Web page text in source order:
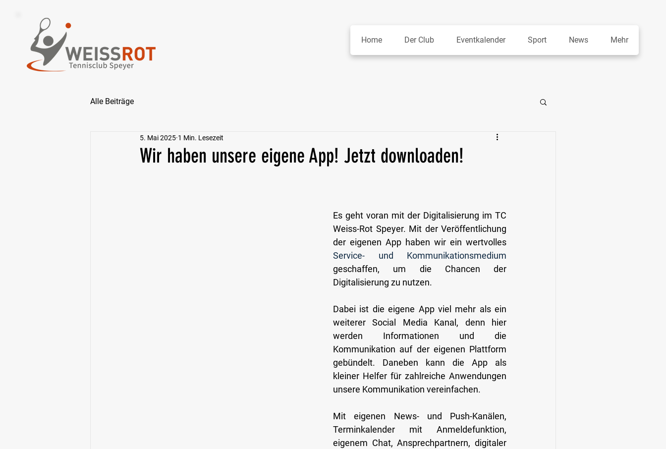
Home Der Club Eventkalender Sport News Mehr
Alle Beiträge
Wir haben unsere eigene App! Jetzt downloaden!
5. Mai 2025 1 Min. Lesezeit
Es geht voran mit der Digitalisierung im TC
Weiss-Rot Speyer. Mit der Veröffentlichung
geschaffen, um die Chancen der
Digitalisierung zu nutzen.
Dabei ist die eigene App viel mehr als ein
weiterer Social Media Kanal, denn hier
werden Informationen und die
Kommunikation auf der eigenen Plattform
gebündelt. Daneben kann die App als
kleiner Helfer für zahlreiche Anwendungen
unsere Kommunikation vereinfachen.
Mit eigenen News- und Push-Kanälen,
Terminkalender mit Anmeldefunktion,
eigenem Chat, Ansprechpartnern, digitaler